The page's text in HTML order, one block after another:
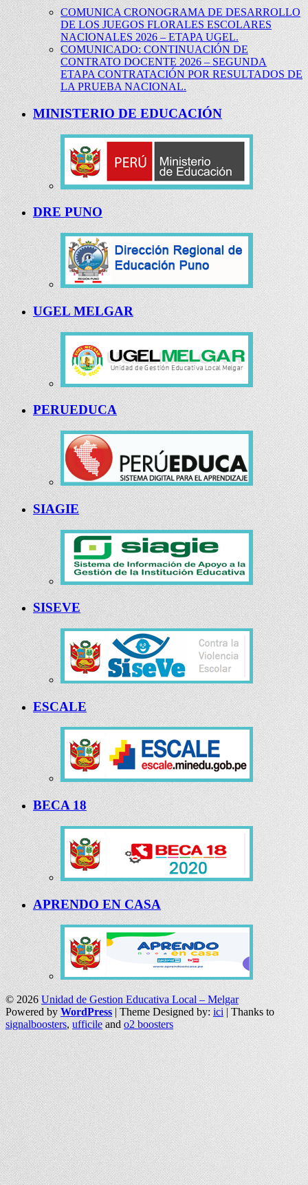
COMUNICA CRONOGRAMA DE DESARROLLO
DE LOS JUEGOS FLORALES ESCOLARES
NACIONALES 2026 – ETAPA UGEL.
COMUNICADO: CONTINUACIÓN DE
CONTRATO DOCENTE 2026 – SEGUNDA
ETAPA CONTRATACIÓN POR RESULTADOS DE
LA PRUEBA NACIONAL.
MINISTERIO DE EDUCACIÓN
DRE PUNO
UGEL MELGAR
PERUEDUCA
SIAGIE
SISEVE
ESCALE
BECA 18
APRENDO EN CASA
© 2026Unidad de Gestion Educativa Local – Melgar
Powered byWordPress| Theme Designed by: ici | Thanks to
signalboosters, ufficileando2 boosters